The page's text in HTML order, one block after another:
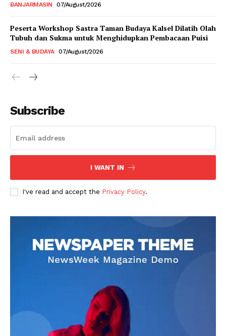
BANJARMASIN 07/August/2026
Peserta Workshop Sastra Taman Budaya Kalsel Dilatih Olah
Tubuh dan Sukma untuk Menghidupkan Pembacaan Puisi
SENI & BUDAYA 07/August/2026
Subscribe
I WANT IN
I've read and accept the Privacy Policy.